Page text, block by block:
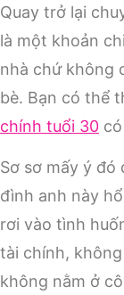
Quay trở lại
là một khoản
nhà chứ không
bè. Bạn có thể
chính tuổi 30
Sơ sơ mấy ý đó
đình anh này
rơi vào tình
tài chính,
không nằm ở